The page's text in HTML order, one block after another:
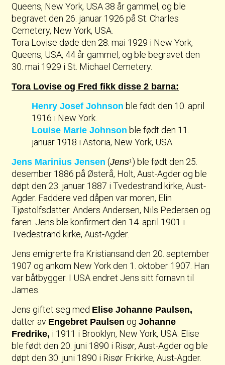
Queens, New York, USA 38 år gammel, og ble
begravet den 26. januar 1926 på St. Charles
Cemetery, New York, USA.
Tora Lovise døde den 28. mai 1929 i New York,
Queens, USA, 44 år gammel, og ble begravet den
30. mai 1929 i St. Michael Cemetery.
Tora Lovise og Fred fikk disse 2 barna:
Henry Josef Johnson ble født den 10. april
1916 i New York.
Louise Marie Johnson ble født den 11.
januar 1918 i Astoria, New York, USA.
Jens Marinius Jensen (Jens1) ble født den 25.
desember 1886 på Østerå, Holt, Aust-Agder og ble
døpt den 23. januar 1887 i Tvedestrand kirke, Aust-
Agder. Faddere ved dåpen var moren, Elin
Tjøstolfsdatter. Anders Andersen, Nils Pedersen og
faren. Jens ble konfirmert den 14. april 1901 i
Tvedestrand kirke, Aust-Agder.
Jens emigrerte fra Kristiansand den 20. september
1907 og ankom New York den 1. oktober 1907. Han
var båtbygger. I USA endret Jens sitt fornavn til
James.
Jens giftet seg med Elise Johanne Paulsen,
datter av Engebret Paulsen ogJohanne
Fredrike, i 1911 i Brooklyn, New York, USA. Elise
ble født den 20. juni 1890 i Risør, Aust-Agder og ble
døpt den 30. juni 1890 i Risør Frikirke, Aust-Agder.